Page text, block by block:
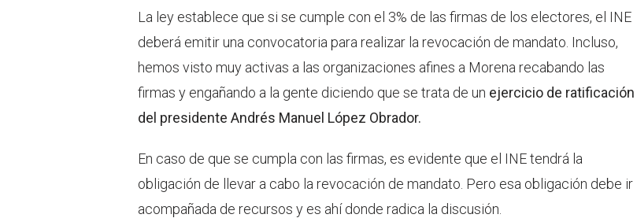
La ley establece que si se cumple con el 3% de las firmas de los electores, el INE
deberá emitir una convocatoria para realizar la revocación de mandato. Incluso,
hemos visto muy activas a las organizaciones afines a Morena recabando las
firmas y engañando a la gente diciendo que se trata de un ejercicio de ratificación
del presidente Andrés Manuel López Obrador.
En caso de que se cumpla con las firmas, es evidente que el INE tendrá la
obligación de llevar a cabo la revocación de mandato. Pero esa obligación debe ir
acompañada de recursos y es ahí donde radica la discusión.